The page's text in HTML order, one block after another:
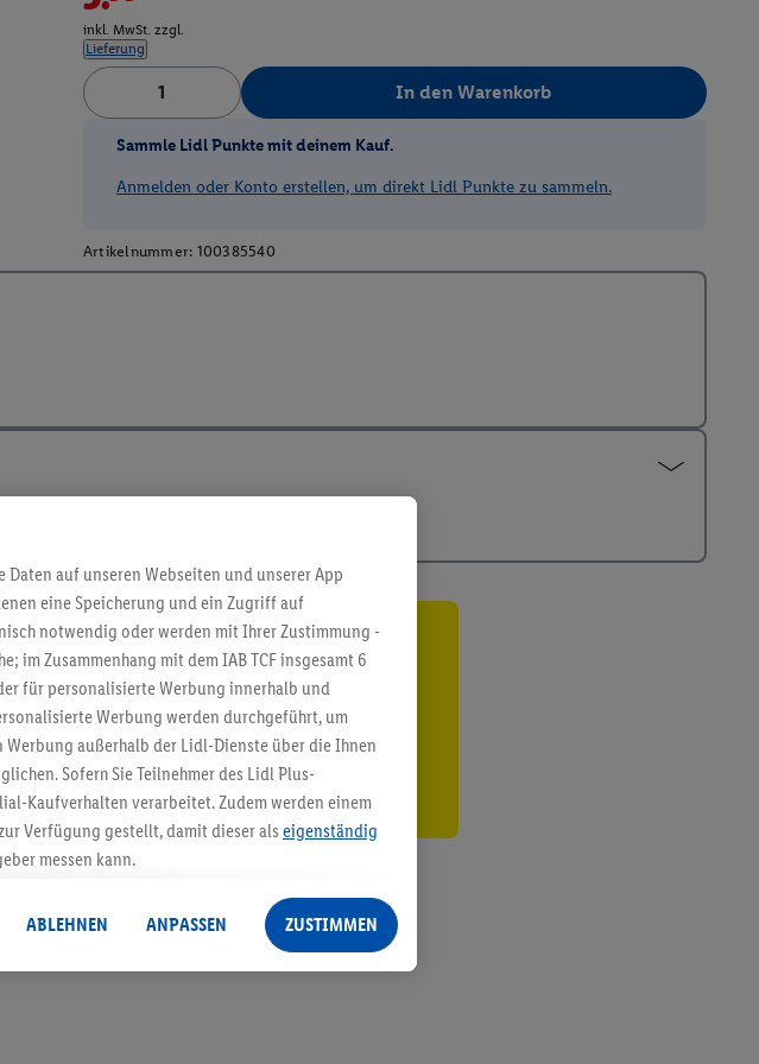
inkl. MwSt. zzgl.
Lieferung
In den Warenkorb
Sammle Lidl Punkte mit deinem Kauf.
Anmelden oder Konto erstellen, um direkt Lidl Punkte zu sammeln.
Artikelnummer: 100385540
Versand sparen³²ᵃ
Jetzt zum Newsletter anmelden
Gutschein sichern!
Daten auf unseren Webseiten und unserer App
eine Speicherung und ein Zugriff auf
notwendig oder werden mit Ihrer Zustimmung -
im Zusammenhang mit dem IAB TCF insgesamt 6
für personalisierte Werbung innerhalb und
Werbung werden durchgeführt, um
außerhalb der Lidl-Dienste über die Ihnen
Sofern Sie Teilnehmer des Lidl Plus-
Kaufverhalten verarbeitet. Zudem werden einem
Verfügung gestellt, damit dieser als eigenständig
messen kann.
(z.B. über Ihre Nutzung der Lidl-Dienste, Ihr
- z.B. Alter oder Geschlecht - sowie Ihre
Dienste hinweg einschließlich dem Speichern von
ABLEHNEN ANPASSEN ZUSTIMMEN